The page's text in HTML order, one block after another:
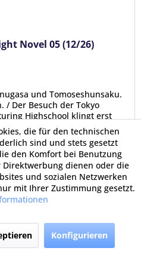
Novel 05 (12/26)
und Tomoseshunsaku.
/ Der Besuch der Tokyo
Highschool klingt erst
den Schülern wird eine
die für den technischen
sind und stets gesetzt
den Komfort bei Benutzung
dienen oder die
und sozialen Netzwerken
mit Ihrer Zustimmung gesetzt.
Konfigurieren